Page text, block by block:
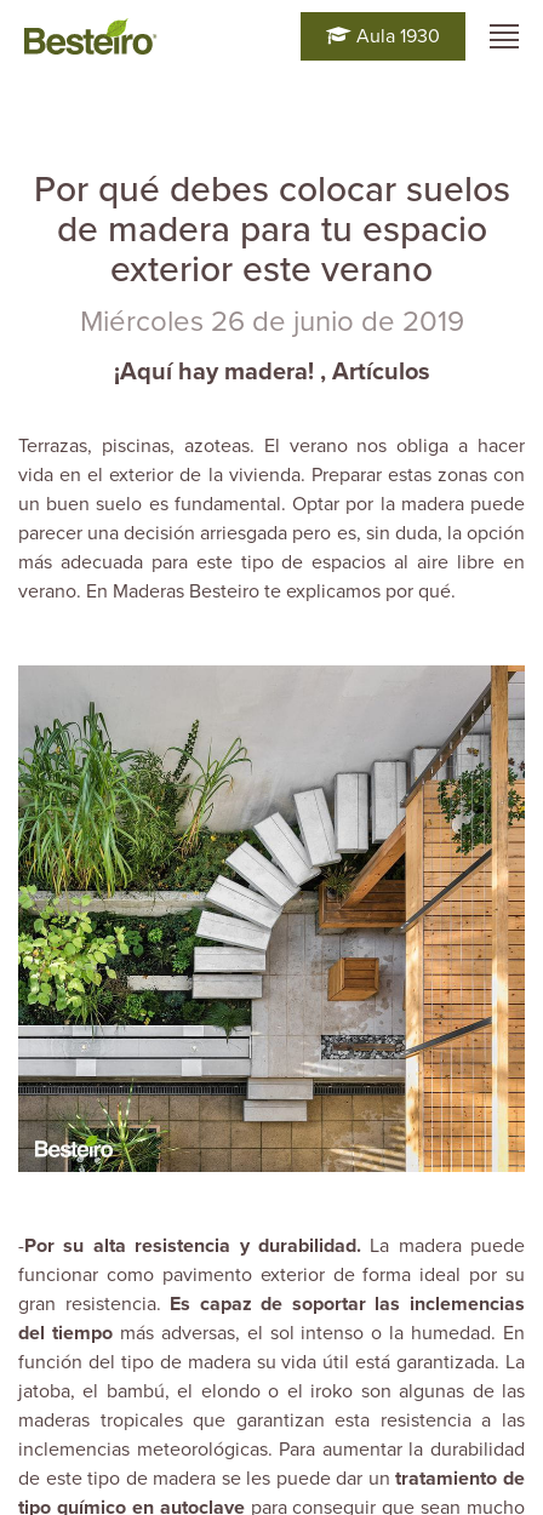
Aula 1930
Por qué debes colocar suelos
de madera para tu espacio
exterior este verano
Miércoles 26 de junio de 2019
¡Aquí hay madera! , Artículos
Terrazas, piscinas, azoteas. El verano nos obliga a hacer
vida en el exterior de la vivienda. Preparar estas zonas con
un buen suelo es fundamental. Optar por la madera puede
parecer una decisión arriesgada pero es, sin duda, la opción
más adecuada para este tipo de espacios al aire libre en
verano. En Maderas Besteiro te explicamos por qué.
-Por su alta resistencia y durabilidad. La madera puede
funcionar como pavimento exterior de forma ideal por su
gran resistencia. Es capaz de soportar las inclemencias
del tiempomás adversas, el sol intenso o la humedad. En
función del tipo de madera su vida útil está garantizada. La
jatoba, el bambú, el elondo o el iroko son algunas de las
maderas tropicales que garantizan esta resistencia a las
inclemencias meteorológicas. Para aumentar la durabilidad
de este tipo de madera se les puede dar un tratamiento de
tipo químico en autoclavepara conseguir que sean mucho